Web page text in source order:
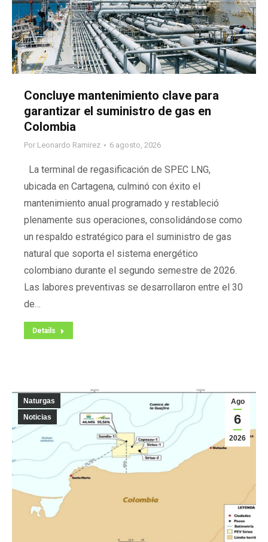
Concluye mantenimiento clave para
garantizar el suministro de gas en
Colombia
Por Leonardo Ramirez 6 agosto, 2026
La terminal de regasificación de SPEC LNG,
ubicada en Cartagena, culminó con éxito el
mantenimiento anual programado y restableció
plenamente sus operaciones, consolidándose como
un respaldo estratégico para el suministro de gas
natural que soporta el sistema energético
colombiano durante el segundo semestre de 2026.
Las labores preventivas se desarrollaron entre el 30
de…
Details
Ago
6
2026
Naturgas
Noticias